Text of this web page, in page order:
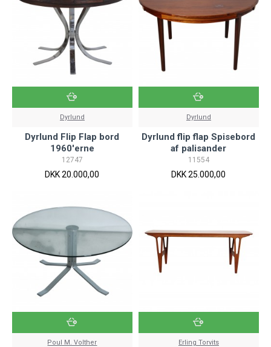
Dyrlund
Dyrlund Flip Flap bord
1960'erne
12747
DKK 20.000,00
Dyrlund
Dyrlund flip flap Spisebord
af palisander
11554
DKK 25.000,00
Poul M. Volther Erling Torvits